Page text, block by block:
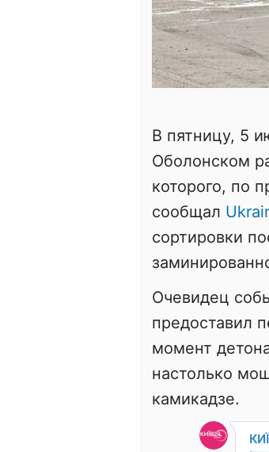
В пятницу, 5
Оболонском
которого, по
сообщал
сортировки
Очевидец
предоставил
момент
настолько
камикадзе.